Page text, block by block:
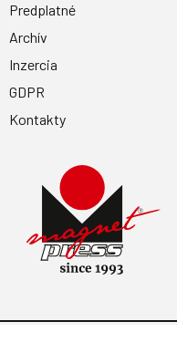
Predplatné
Archív
Inzercia
GDPR
Kontakty